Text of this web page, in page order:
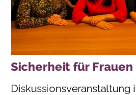
Sicherheit für
Diskussionsveranstaltung